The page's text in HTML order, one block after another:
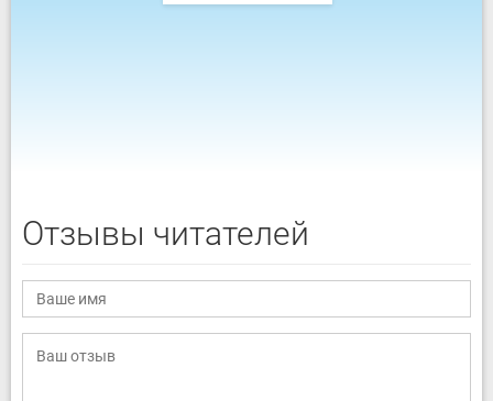
Отзывы читателей